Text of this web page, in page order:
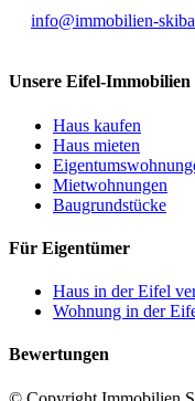
info@immobilien-
Unsere Eifel-Immobilien
Haus kaufen
Haus mieten
Mietwohnungen
Baugrundstücke
Für Eigentümer
Haus in der Eifel
Wohnung in der
Bewertungen